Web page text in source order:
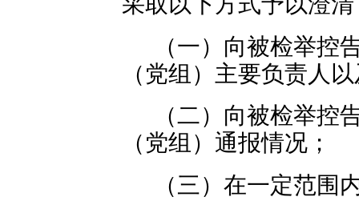
（一）向被检举控
（党组）主要负责人
（二）向被检举控
（党组）通报情况；
（三）在一定范围